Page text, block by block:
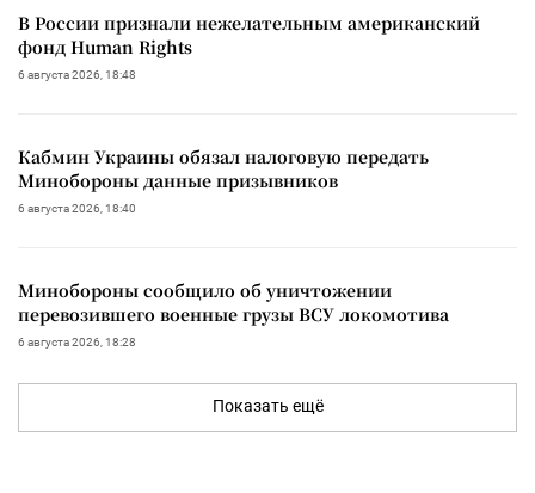
В России признали нежелательным американский
фонд Human Rights
6 августа 2026, 18:48
Кабмин Украины обязал налоговую передать
Минобороны данные призывников
6 августа 2026, 18:40
Минобороны сообщило об уничтожении
перевозившего военные грузы ВСУ локомотива
6 августа 2026, 18:28
Показать ещё